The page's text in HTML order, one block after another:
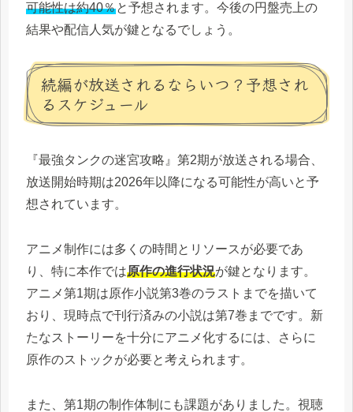
可能性は約40％と予想されます。今後の円盤売上の
結果や配信人気が鍵となるでしょう。
続編が放送されるならいつ？予想され
るスケジュール
『最強タンクの迷宮攻略』第2期が放送される場合、
放送開始時期は2026年以降になる可能性が高いと予
想されています。
アニメ制作には多くの時間とリソースが必要であ
り、特に本作では原作の進行状況が鍵となります。
アニメ第1期は原作小説第3巻のラストまでを描いて
おり、現時点で刊行済みの小説は第7巻までです。新
たなストーリーを十分にアニメ化するには、さらに
原作のストックが必要と考えられます。
また、第1期の制作体制にも課題がありました。視聴